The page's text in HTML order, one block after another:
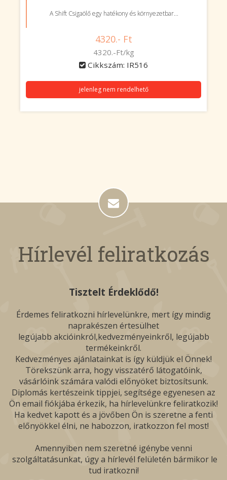
A Shift Csigaölő egy hatékony és környezetbar...
4320.- Ft
4320.-Ft/kg
Cikkszám: IR516
jelenleg nem rendelhető
Hírlevél feliratkozás
Tisztelt Érdeklődő!
Érdemes feliratkozni hírlevelünkre, mert így mindig
naprakészen értesülhet
legújabb akcióinkról,kedvezményeinkről, legújabb
termékeinkről.
Kedvezményes ajánlatainkat is így küldjük el Önnek!
Törekszünk arra, hogy visszatérő látogatóink,
vásárlóink számára valódi előnyöket biztosítsunk.
Diplomás kertészeink tippjei, segítsége egyenesen az
Ön email fiókjába érkezik, ha hírlevelünkre feliratkozik!
Ha kedvet kapott és a jövőben Ön is szeretne a fenti
előnyökkel élni, ne habozzon, iratkozzon fel most!
Amennyiben nem szeretné igénybe venni
szolgáltatásunkat, úgy a hírlevél felületén bármikor le
tud iratkozni!